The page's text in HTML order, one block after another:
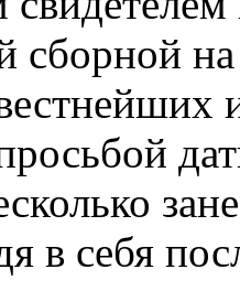
сборной
в себя